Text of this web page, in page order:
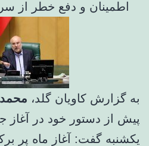
اطمینان و دفع خطر از
به گزارش کاویان گلد، محمد
پیش از دستور خود در آغاز
یکشنبه گفت: آغاز ماه پر